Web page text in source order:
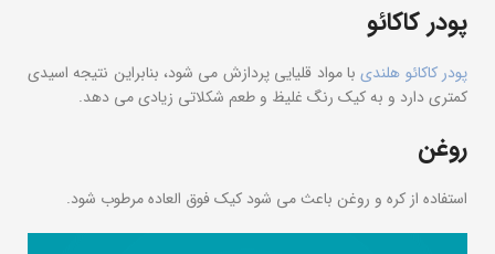
پودر کاکائو
پودر کاکائو هلندیبا مواد قلیایی پردازش می شود، بنابراین نتیجه اسیدی
کمتری دارد و به کیک رنگ غلیظ و طعم شکلاتی زیادی می دهد.
روغن
استفاده از کره و روغن باعث می شود کیک فوق العاده مرطوب شود.